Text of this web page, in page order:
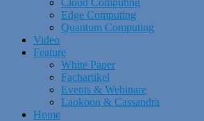
Edge Computing
Quantum Computing
Video
Feature
White Paper
Fachartikel
Events & Webinare
Laokoon & Cassandra
Home